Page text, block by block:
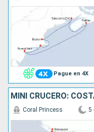
Pague en 4X
MINI CRUCERO:
Coral Princess 5